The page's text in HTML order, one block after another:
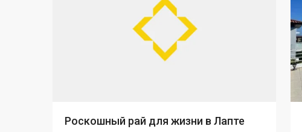
Роскошный рай для жизни в Лапте